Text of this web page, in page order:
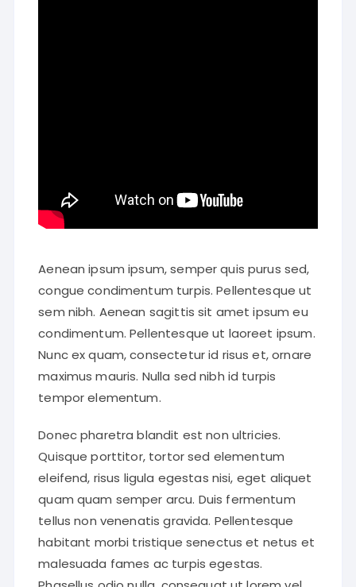
Aenean ipsum ipsum, semper quis purus sed,
congue condimentum turpis. Pellentesque ut
sem nibh. Aenean sagittis sit amet ipsum eu
condimentum. Pellentesque ut laoreet ipsum.
Nunc ex quam, consectetur id risus et, ornare
maximus mauris. Nulla sed nibh id turpis
tempor elementum.
Donec pharetra blandit est non ultricies.
Quisque porttitor, tortor sed elementum
eleifend, risus ligula egestas nisi, eget aliquet
quam quam semper arcu. Duis fermentum
tellus non venenatis gravida. Pellentesque
habitant morbi tristique senectus et netus et
malesuada fames ac turpis egestas.